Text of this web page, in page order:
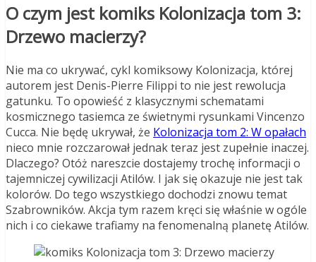
O czym jest komiks Kolonizacja tom 3:
Drzewo macierzy?
Nie ma co ukrywać, cykl komiksowy Kolonizacja, której
autorem jest Denis-Pierre Filippi to nie jest rewolucja
gatunku. To opowieść z klasycznymi schematami
kosmicznego tasiemca ze świetnymi rysunkami Vincenzo
Cucca. Nie będę ukrywał, że Kolonizacja tom 2: W opałach
nieco mnie rozczarował jednak teraz jest zupełnie inaczej.
Dlaczego? Otóż nareszcie dostajemy trochę informacji o
tajemniczej cywilizacji Atilów. I jak się okazuje nie jest tak
kolorów. Do tego wszystkiego dochodzi znowu temat
Szabrowników. Akcja tym razem kręci się właśnie w ogóle
nich i co ciekawe trafiamy na fenomenalną planetę Atilów.